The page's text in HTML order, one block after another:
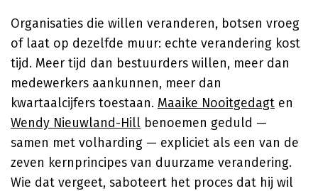
Organisaties die willen veranderen, botsen vroeg
of laat op dezelfde muur: echte verandering kost
tijd. Meer tijd dan bestuurders willen, meer dan
medewerkers aankunnen, meer dan
kwartaalcijfers toestaan. Maaike Nooitgedagt en
Wendy Nieuwland-Hill benoemen geduld —
samen met volharding — expliciet als een van de
zeven kernprincipes van duurzame verandering.
Wie dat vergeet, saboteert het proces dat hij wil